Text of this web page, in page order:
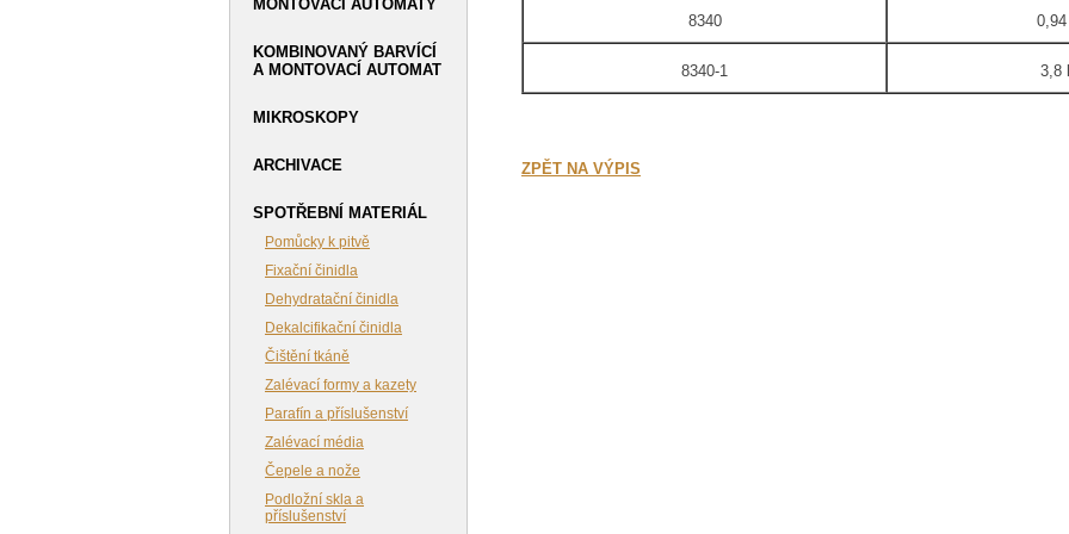
8340
8340-1 3,8
ZPĚT NA VÝPIS
MONTOVACÍ AUTOMATY
KOMBINOVANÝ BARVÍCÍ
A MONTOVACÍ AUTOMAT
MIKROSKOPY
ARCHIVACE
SPOTŘEBNÍ MATERIÁL
Pomůcky k pitvě
Fixační činidla
Dehydratační činidla
Dekalcifikační činidla
Čištění tkáně
Zalévací formy a kazety
Parafín a příslušenství
Zalévací média
Čepele a nože
Podložní skla a
příslušenství